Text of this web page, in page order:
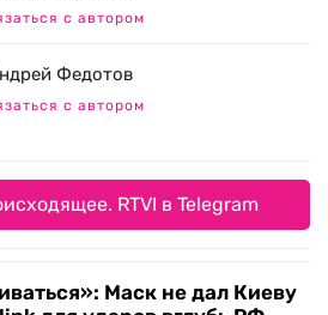
с автором
Федотов
с автором
RTVI в Telegram
Маск не дал Киеву